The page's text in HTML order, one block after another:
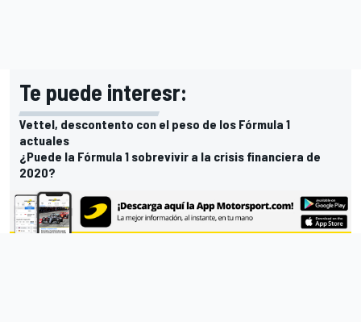
Te puede interesr:
Vettel, descontento con el peso de los Fórmula 1
actuales
¿Puede la Fórmula 1 sobrevivir a la crisis financiera de
2020?